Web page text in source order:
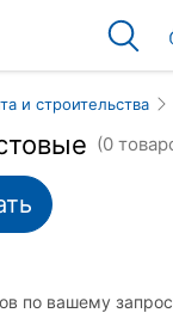
и строительства
(0
по вашему